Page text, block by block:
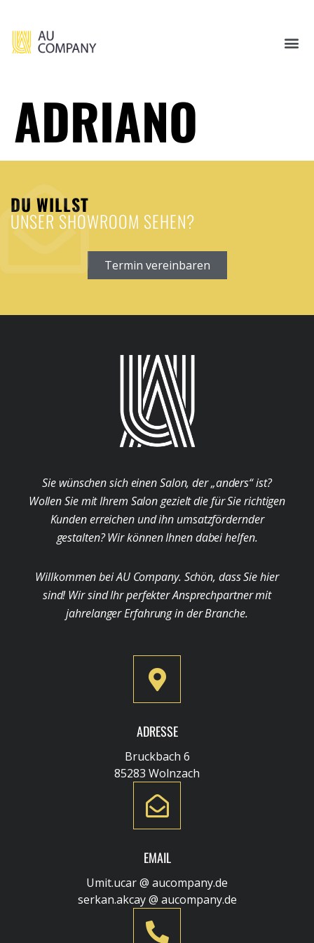
ADRIANO
DU WILLST
UNSER SHOWROOM SEHEN?
Termin vereinbaren
Sie wünschen sich einen Salon, der „anders“ ist?
Wollen Sie mit Ihrem Salon gezielt die für Sie richtigen
Kunden erreichen und ihn umsatzfördernder
gestalten? Wir können Ihnen dabei helfen.
Willkommen bei AU Company. Schön, dass Sie hier
sind! Wir sind Ihr perfekter Ansprechpartner mit
jahrelanger Erfahrung in der Branche.
ADRESSE
Bruckbach 6
85283 Wolnzach
EMAIL
Umit.ucar @ aucompany.de
serkan.akcay @ aucompany.de